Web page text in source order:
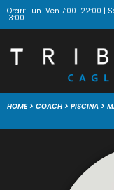
Orari: Lun-Ven 7:00-22:00 |
13:00
HOME> COACH> PISCINA >